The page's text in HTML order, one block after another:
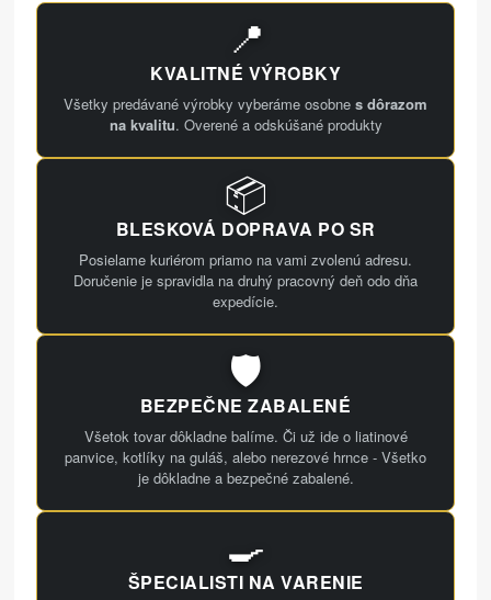
📍
KVALITNÉ VÝROBKY
Všetky predávané výrobky vyberáme osobne s dôrazom
na kvalitu. Overené a odskúšané produkty
📦
BLESKOVÁ DOPRAVA PO SR
Posielame kuriérom priamo na vami zvolenú adresu.
Doručenie je spravidla na druhý pracovný deň odo dňa
expedície.
🛡️
BEZPEČNE ZABALENÉ
Všetok tovar dôkladne balíme. Či už ide o liatinové
panvice, kotlíky na guláš, alebo nerezové hrnce - Všetko
je dôkladne a bezpečné zabalené.
🍳
ŠPECIALISTI NA VARENIE